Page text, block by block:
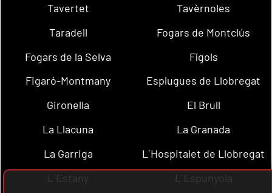
Tavertet
Tavèrnoles
Taradell
Fogars de Montclús
Fogars de la Selva
Fígols
Figaró-Montmany
Esplugues de Llobregat
Gironella
El Brull
La Llacuna
La Granada
La Garriga
L´Hospitalet de Llobregat
L´Estany
L´Espunyola